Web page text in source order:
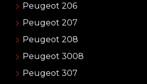
Peugeot 206
Peugeot 207
Peugeot 208
Peugeot 3008
Peugeot 307